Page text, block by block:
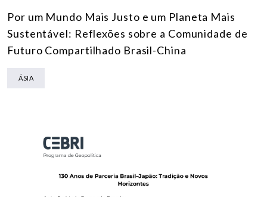
Por um Mundo Mais Justo e um Planeta Mais
Sustentável: Reflexões sobre a Comunidade de
Futuro Compartilhado Brasil-China
ÁSIA